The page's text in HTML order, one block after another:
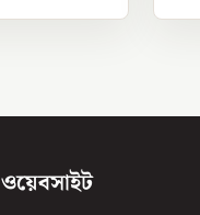
ওয়েবসাইট